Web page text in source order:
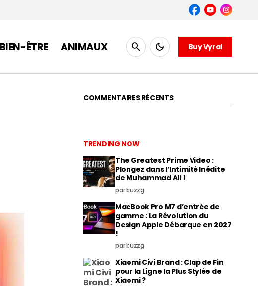
ÊTRE ANIMAUX Buy Vyral
COMMENTAIRES RÉCENTS
TRENDING NOW
The Greatest Prime Video :
Plongez dans l’Intimité Inédite
de Muhammad Ali !
par buzzg
MacBook Pro M7 d’entrée de
gamme : La Révolution du
Design Apple Débarque en 2027
!
par buzzg
Xiaomi Civi Brand : Clap de Fin
pour la Ligne la Plus Stylée de
Xiaomi ?